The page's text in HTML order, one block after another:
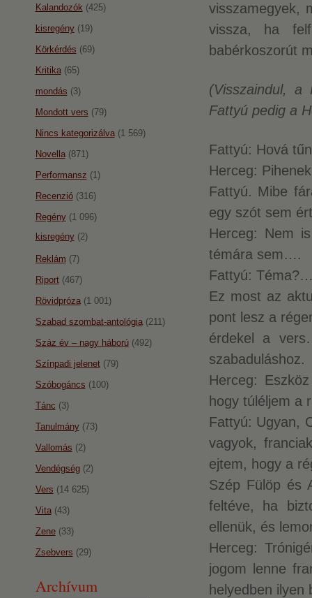
visszamegyek,
vissza, ha
babérkoszorút
(Visszaindul,
Fattyú pedig a
Fattyú: Hová
Herceg:
Fattyú. Mibe
egy szót sem
Herceg: Nem
témára sem….
Fattyú:
Ez most az
pont lesz a
érdekel a
szabaduláshoz.
Herceg:
hogy túléljem a
Fattyú: Ugyan,
vagyok,
ejtem, hogy a
Szép Fülöp és
feltéve, ha
ellenük, és
Herceg:
jogom lenne
helyedben
Kalandozók (425)
kisregény(19)
Körkérdés (69)
Kritika(65)
mondás (3)
Mondott vers (79)
Nincs kategorizálva(1 569)
Novella(871)
Performansz (1)
Recenzió(316)
Regény(1 096)
kisregény(2)
Reklám (7)
Riport(467)
Rövidpróza(1 001)
Szabad szombat-antológia(211)
Száz év – nagy háború(492)
Színpadi jelenet(79)
Szóbogáncs (100)
Tánc (3)
Tanulmány(73)
Vallomás (2)
Vendégség(2)
Vers (14 625)
Vita(43)
Zene(33)
Zsebvers (29)
Archívum